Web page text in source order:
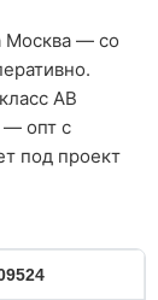
Москва — со
АВ
— опт с
под проект